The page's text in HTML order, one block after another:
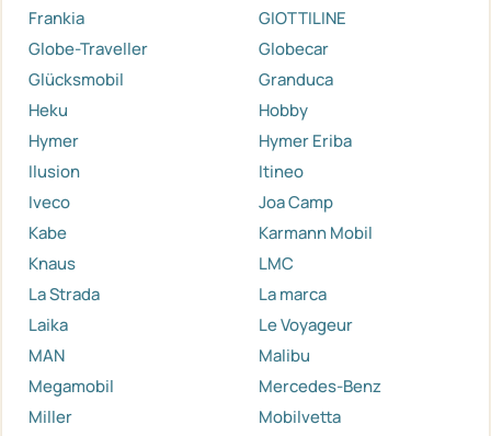
Frankia
GIOTTILINE
Globe-Traveller
Globecar
Glücksmobil
Granduca
Heku
Hobby
Hymer
Hymer Eriba
Ilusion
Itineo
Iveco
Joa Camp
Kabe
Karmann Mobil
Knaus
LMC
La Strada
La marca
Laika
Le Voyageur
MAN
Malibu
Megamobil
Mercedes-Benz
Miller
Mobilvetta